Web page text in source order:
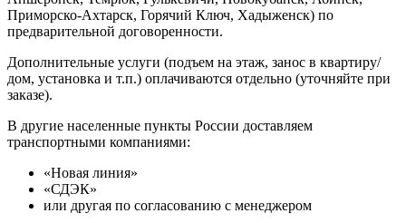
Приморско-Ахтарск, Горячий Ключ, Хадыженск) по
предварительной договоренности.
Дополнительные услуги (подъем на этаж, занос в квартиру/
дом, установка и т.п.) оплачиваются отдельно (уточняйте при
заказе).
В другие населенные пункты России доставляем
транспортными компаниями:
«Новая линия»
«СДЭК»
или другая по согласованию с менеджером